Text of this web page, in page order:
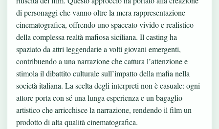
di personaggi che vanno oltre la mera rappresentazione
cinematografica, offrendo uno spaccato vivido e realistico
della complessa realtà mafiosa siciliana. Il casting ha
spaziato da attri leggendarie a volti giovani emergenti,
contribuendo a una narrazione che cattura l’attenzione e
stimola il dibattito culturale sull’impatto della mafia nella
società italiana. La scelta degli interpreti non è casuale: ogni
attore porta con sé una lunga esperienza e un bagaglio
artistico che arricchisce la narrazione, rendendo il film un
prodotto di alta qualità cinematografica.